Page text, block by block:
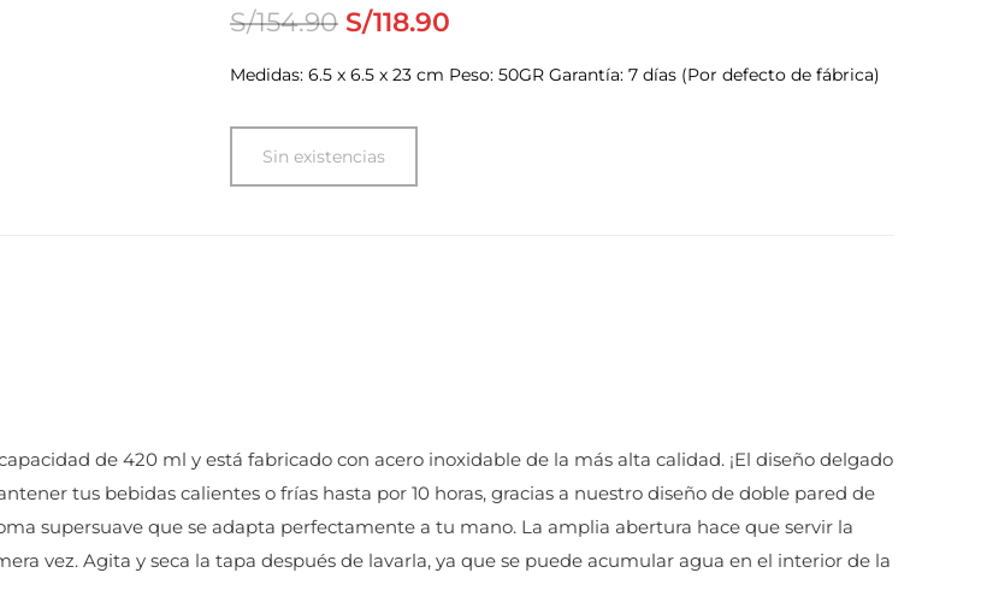
S/154.90 S/118.90
Medidas: ‎6.5 x 6.5 x 23 cm Peso: 50GR Garantía: 7 días (Por defecto de fábrica)
Sin existencias
de 420 ml y está fabricado con acero inoxidable de la más alta calidad. ¡El diseño delgado
tus bebidas calientes o frías hasta por 10 horas, gracias a nuestro diseño de doble pared de
supersuave que se adapta perfectamente a tu mano. La amplia abertura hace que servir la
vez. Agita y seca la tapa después de lavarla, ya que se puede acumular agua en el interior de la